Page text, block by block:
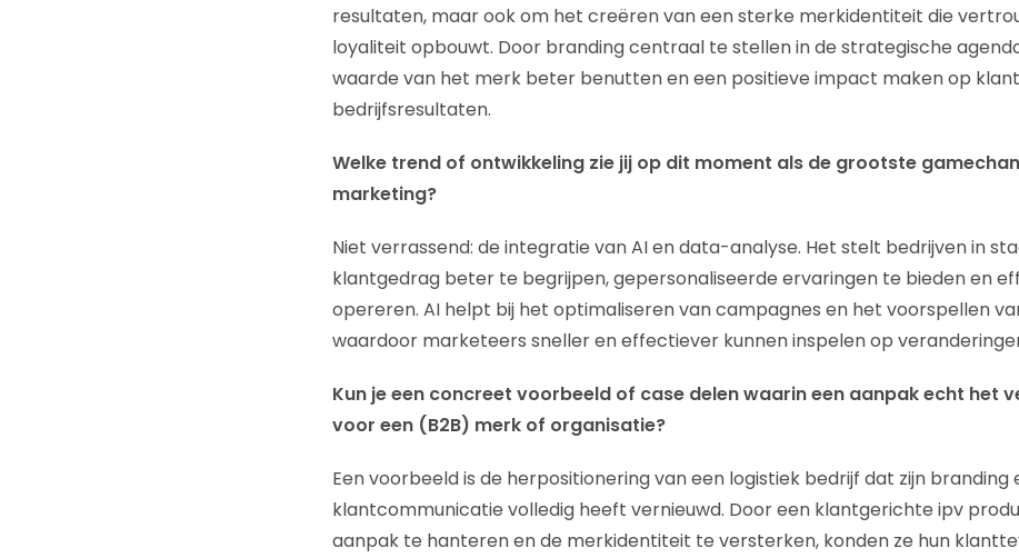
resultaten, maar ook om het creëren van een sterke merkidentiteit die
loyaliteit opbouwt. Door branding centraal te stellen in de strategische
waarde van het merk beter benutten en een positieve impact maken op
bedrijfsresultaten.
Welke trend of ontwikkeling zie jij op dit moment als de grootste
marketing?
Niet verrassend: de integratie van AI en data-analyse. Het stelt bedrijven in
klantgedrag beter te begrijpen, gepersonaliseerde ervaringen te bieden en
opereren. AI helpt bij het optimaliseren van campagnes en het voorspellen
waardoor marketeers sneller en effectiever kunnen inspelen op
Kun je een concreet voorbeeld of case delen waarin een aanpak echt het
voor een (B2B) merk of organisatie?
Een voorbeeld is de herpositionering van een logistiek bedrijf dat zijn branding
klantcommunicatie volledig heeft vernieuwd. Door een klantgerichte ipv
aanpak te hanteren en de merkidentiteit te versterken, konden ze hun